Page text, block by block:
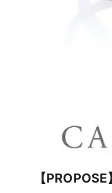
【